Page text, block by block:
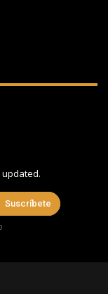
Suscríbete